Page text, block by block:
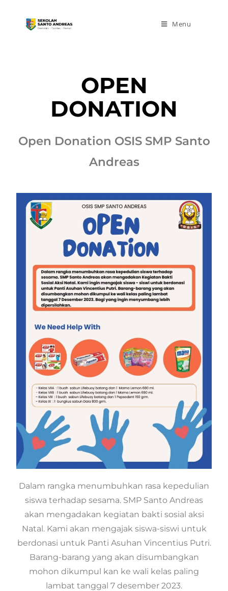
Menu
OPEN
DONATION
Open Donation OSIS SMP Santo
Andreas
Dalam rangka menumbuhkan rasa kepedulian
siswa terhadap sesama. SMP Santo Andreas
akan mengadakan kegiatan bakti sosial aksi
Natal. Kami akan mengajak siswa-siswi untuk
berdonasi untuk Panti Asuhan Vincentius Putri.
Barang-barang yang akan disumbangkan
mohon dikumpul kan ke wali kelas paling
lambat tanggal 7 desember 2023.